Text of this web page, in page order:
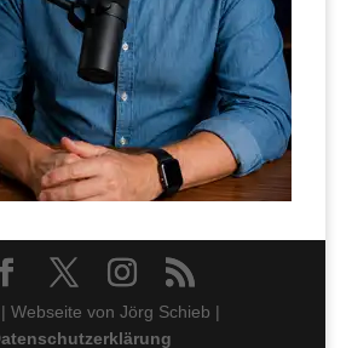
Webseite von Jörg Schieb |